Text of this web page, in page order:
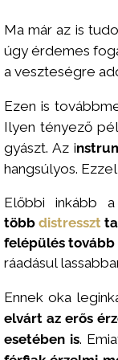
Ma már az is
úgy érdemes
a veszteségre
Ezen is
Ilyen tényező
gyászt. Az i
hangsúlyos.
Előbbi inkább
több distresszt
felépülés
ráadásul
Ennek oka
elvárt az erős
esetében is.